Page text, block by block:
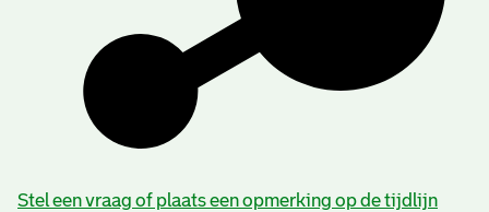
Stel een vraag of plaats een opmerking op de tijdlijn